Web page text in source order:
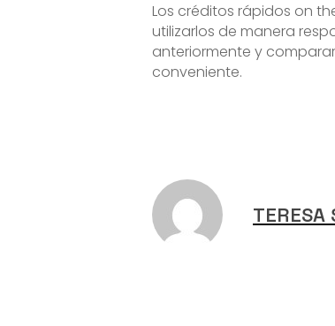
Los créditos rápidos on
utilizarlos de manera
anteriormente y
conveniente.
TERESA